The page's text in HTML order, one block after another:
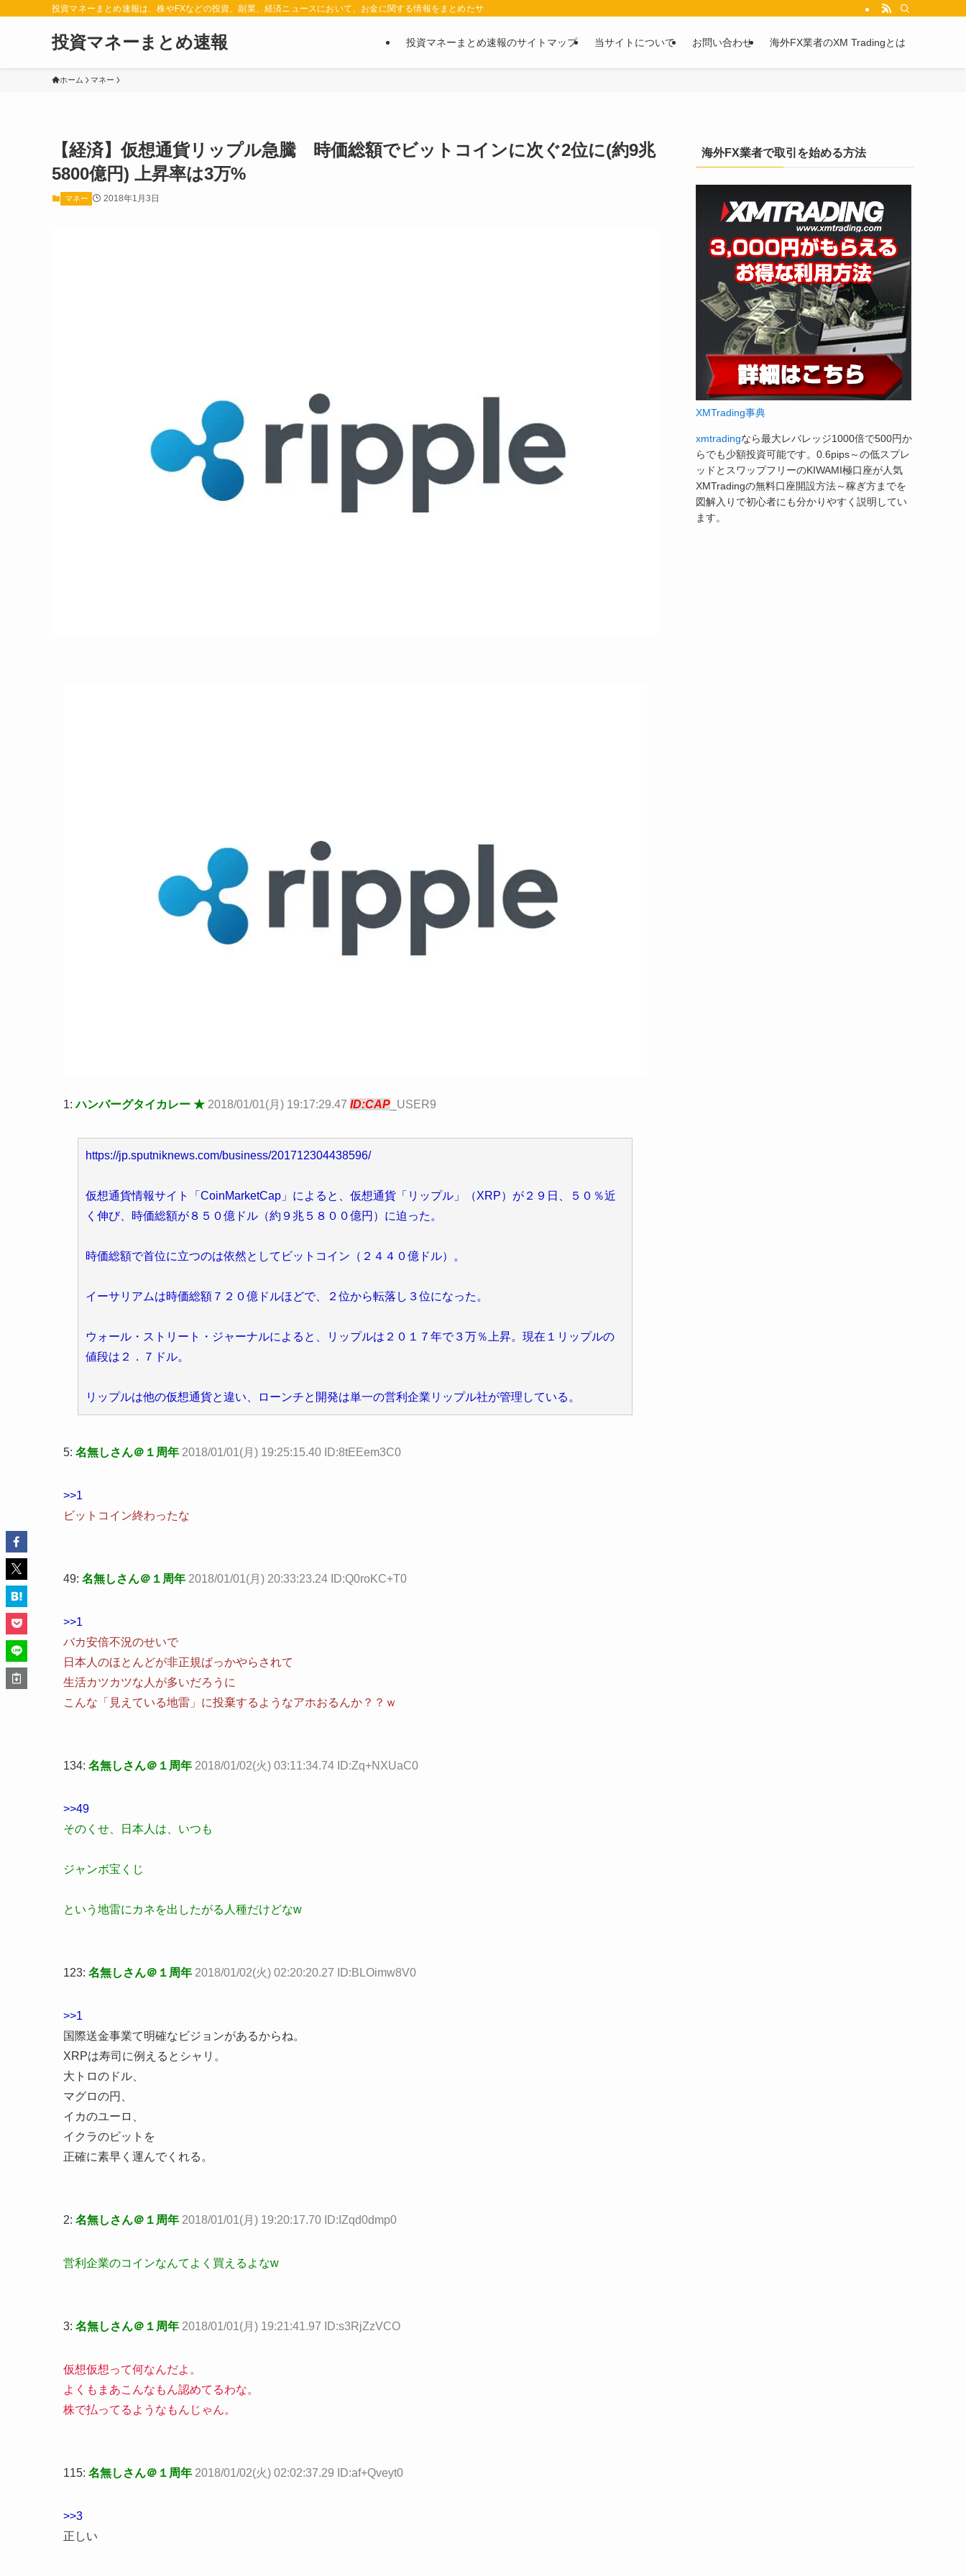
投資マネーまとめ速報は、株やFXなどの投資、副業、経済ニュースにおいて、お金に関する情報をまとめたサイトです。お金に関する情報の口コミや評判を2chや5chからピックアップしています。
投資マネーまとめ速報 投資マネーまとめ速報のサイトマップ 当サイトについて お問い合わせ 海外FX業者のXM Tradingとは
ホーム マネー
【経済】仮想通貨リップル急騰 時価総額でビットコインに次ぐ2位に(約9兆
5800億円) 上昇率は3万%
マネー 2018年1月3日
1:ハンバーグタイカレー ★ 2018/01/01(月) 19:17:29.47 ID:CAP _USER9
https://jp.sputniknews.com/business/201712304438596/
仮想通貨情報サイト「CoinMarketCap」によると、仮想通貨「リップル」（XRP）が２９日、５０％近
く伸び、時価総額が８５０億ドル（約９兆５８００億円）に迫った。
時価総額で首位に立つのは依然としてビットコイン（２４４０億ドル）。
イーサリアムは時価総額７２０億ドルほどで、２位から転落し３位になった。
ウォール・ストリート・ジャーナルによると、リップルは２０１７年で３万％上昇。現在１リップルの
値段は２．７ドル。
リップルは他の仮想通貨と違い、ローンチと開発は単一の営利企業リップル社が管理している。
5: 名無しさん＠１周年 2018/01/01(月) 19:25:15.40 ID:8tEEem3C0
>>1
ビットコイン終わったな
49: 名無しさん＠１周年 2018/01/01(月) 20:33:23.24 ID:Q0roKC+T0
>>1
バカ安倍不況のせいで
日本人のほとんどが非正規ばっかやらされて
生活カツカツな人が多いだろうに
こんな「見えている地雷」に投棄するようなアホおるんか？？ｗ
134: 名無しさん＠１周年 2018/01/02(火) 03:11:34.74 ID:Zq+NXUaC0
>>49
そのくせ、日本人は、いつも
ジャンボ宝くじ
という地雷にカネを出したがる人種だけどなw
123: 名無しさん＠１周年 2018/01/02(火) 02:20:20.27 ID:BLOimw8V0
>>1
国際送金事業て明確なビジョンがあるからね。
XRPは寿司に例えるとシャリ。
大トロのドル、
マグロの円、
イカのユーロ、
イクラのビットを
正確に素早く運んでくれる。
2: 名無しさん＠１周年 2018/01/01(月) 19:20:17.70 ID:IZqd0dmp0
営利企業のコインなんてよく買えるよなw
3: 名無しさん＠１周年 2018/01/01(月) 19:21:41.97 ID:s3RjZzVCO
仮想仮想って何なんだよ。
よくもまあこんなもん認めてるわな。
株で払ってるようなもんじゃん。
115: 名無しさん＠１周年 2018/01/02(火) 02:02:37.29 ID:af+Qveyt0
>>3
正しい
海外FX業者で取引を始める方法
XMTrading事典
xmtradingなら最大レバレッジ1000倍で500円か
らでも少額投資可能です。0.6pips～の低スプレ
ッドとスワップフリーのKIWAMI極口座が人気
XMTradingの無料口座開設方法～稼ぎ方までを
図解入りで初心者にも分かりやすく説明してい
ます。